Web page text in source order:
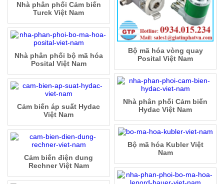
Nhà phân phối Cảm biến
Turck Việt Nam
Bộ mã hóa vòng quay
Posital Việt Nam
Nhà phân phối bộ mã hóa
Posital Việt Nam
Nhà phân phối Cảm biến
Hydac Việt Nam
Cảm biến áp suất Hydac
Việt Nam
Bộ mã hóa Kubler Việt
Nam
Cảm biến điện dung
Rechner Việt Nam